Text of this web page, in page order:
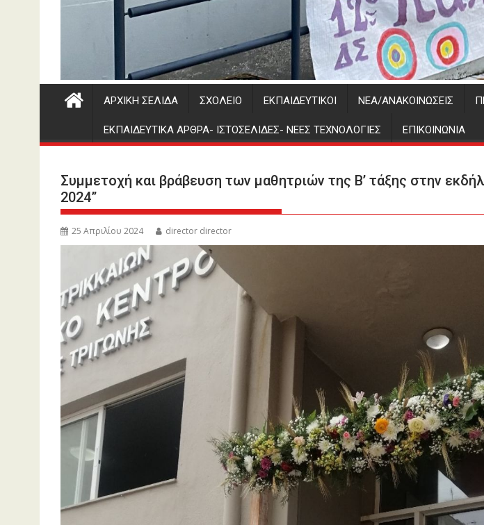
ΑΡΧΙΚΉ ΣΕΛΊΔΑ ΣΧΟΛΕΊΟ ΕΚΠΑΙΔΕΥΤΙΚΟΊ ΝΈΑ/ΑΝΑΚΟΙΝΏΣΕΙΣ
ΕΚΠΑΙΔΕΥΤΙΚΑ ΑΡΘΡΑ- ΙΣΤΟΣΕΛΙΔΕΣ- ΝΕΕΣ ΤΕΧΝΟΛΟΓΙΕΣ ΕΠΙΚΟΙΝΩΝΊΑ
Συμμετοχή και βράβευση των μαθητριών της Β’ τάξης στην
2024”
25 Απριλίου 2024 director director